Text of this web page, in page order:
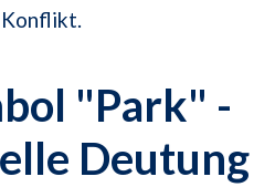
"Park" -
Deutung